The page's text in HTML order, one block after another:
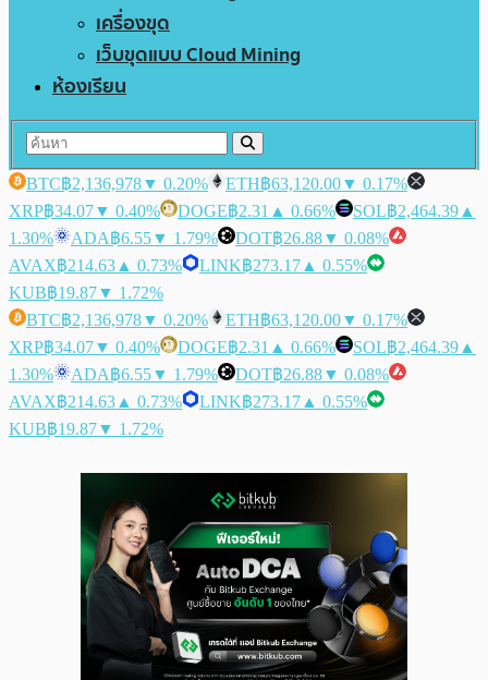
เครื่องขุด
เว็บขุดแบบ Cloud Mining
ห้องเรียน
BTC฿2,136,978▼ 0.20% ETH฿63,120.00▼ 0.17%
XRP฿34.07▼ 0.40% DOGE฿2.31 ▲ 0.66% SOL฿2,464.39 ▲
1.30%
ADA฿6.55▼ 1.79% DOT฿26.88▼ 0.08%
AVAX฿214.63 ▲ 0.73% LINK฿273.17 ▲ 0.55%
KUB฿19.87▼ 1.72%
BTC฿2,136,978▼ 0.20% ETH฿63,120.00▼ 0.17%
XRP฿34.07▼ 0.40% DOGE฿2.31 ▲ 0.66% SOL฿2,464.39 ▲
1.30%
ADA฿6.55▼ 1.79% DOT฿26.88▼ 0.08%
AVAX฿214.63 ▲ 0.73% LINK฿273.17 ▲ 0.55%
KUB฿19.87▼ 1.72%